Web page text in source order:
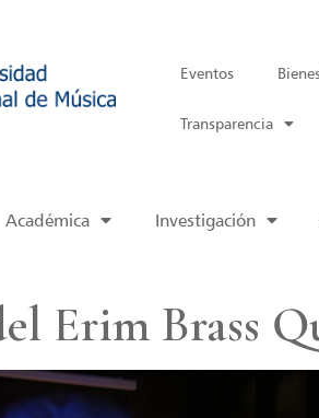
Eventos
Transparencia
Académica Investigación
Erim Brass